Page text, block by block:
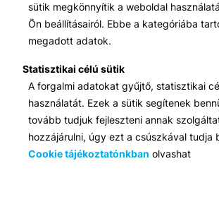
sütik megkönnyítik a weboldal
Ön beállításairól. Ebbe a kategóriába
megadott adatok.
Statisztikai célú sütik
A forgalmi adatokat gyűjtő, statisztikai
használatát. Ezek a sütik segítenek
tovább tudjuk fejleszteni annak
hozzájárulni, úgy ezt a csúszkával
Cookie tájékoztatónkban olvashat
Iroda:
1117 Budapest, Infopark stny. 1. I épület, 3.
Elérhetőség: